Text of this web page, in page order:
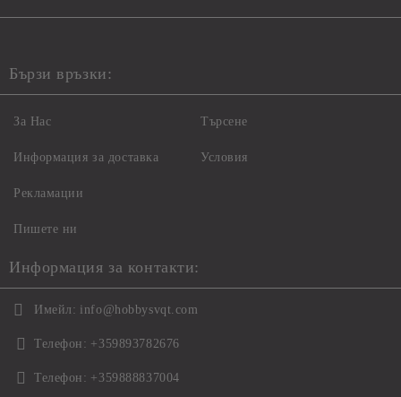
Бързи връзки:
За Нас
Информация за доставка
Рекламации
Пишете ни
Търсене
Условия
Информация за контакти:
Имейл: info@hobbysvqt.com
Телефон: +359893782676
Телефон: +359888837004